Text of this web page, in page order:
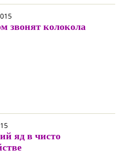
звонят колокола
яд в чисто